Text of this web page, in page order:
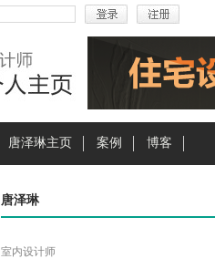
唐泽琳主页 案例 博客
唐泽琳
室内设计师